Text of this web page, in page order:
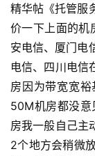
精华帖《托管服
价一下上面的机
安电信、厦门电
电信、四川电信
房因为带宽宽
50M机房都没
房我一般自己主
2个地方会稍微